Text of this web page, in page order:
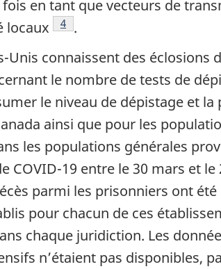
en tant que vecteurs de
locaux
Note de bas de page
4 .
connaissent des éclosions
le nombre de tests de
le niveau de dépistage et la
ainsi que pour les
les populations générales
19 entre le 30 mars et le
parmi les prisonniers ont
pour chacun de ces
chaque juridiction. Les
n’étaient pas disponibles,